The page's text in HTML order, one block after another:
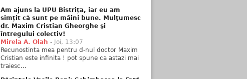
Am ajuns la UPU Bistrița, iar eu am
simțit că sunt pe mâini bune. Mulţumesc
dr. Maxim Cristian Gheorghe şi
întregului colectiv!
Mirela A. Olah - Joi, 13:07
Recunostinta mea pentru d-nul doctor Maxim
Cristian este infinita ! pot spune ca astazi mai
traiesc...